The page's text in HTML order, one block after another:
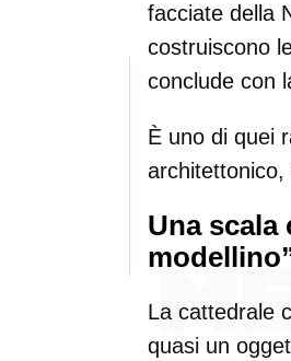
facciate della
costruiscono
conclude con
È uno di quei
architettonico,
Una scala
La cattedrale
quasi un